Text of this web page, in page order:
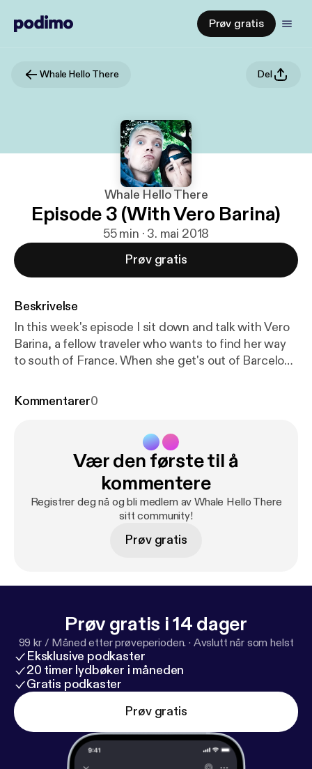
Prøv gratis
Whale Hello There Del
Whale Hello There
Episode 3 (With Vero Barina)
55 min · 3. mai 2018
Prøv gratis
Beskrivelse
In this week's episode I sit down and talk with Vero
Barina, a fellow traveler who wants to find her way
to south of France. When she get's out of Barcelona
Stalk me: twitter.com/iamnomm
www.patreon.com/nomm
Kommentarer0
Vær den første til å
kommentere
Registrer deg nå og bli medlem av Whale Hello There
sitt community!
Prøv gratis
Prøv gratis i 14 dager
99 kr / Måned etter prøveperioden. · Avslutt når som helst
Eksklusive podkaster
20 timer lydbøker i måneden
Gratis podkaster
Prøv gratis